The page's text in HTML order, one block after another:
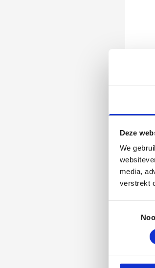
Deze
We
media,
verstrekt